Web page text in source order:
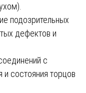
подозрительных
дефектов и
с
и состояния торцов